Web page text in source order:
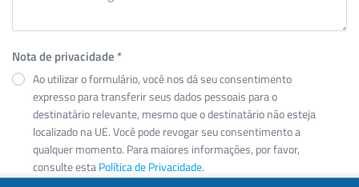
Nota de privacidade *
Ao utilizar o formulário, você nos dá seu consentimento
expresso para transferir seus dados pessoais para o
destinatário relevante, mesmo que o destinatário não esteja
localizado na UE. Você pode revogar seu consentimento a
qualquer momento. Para maiores informações, por favor,
consulte estaPolítica de Privacidade.